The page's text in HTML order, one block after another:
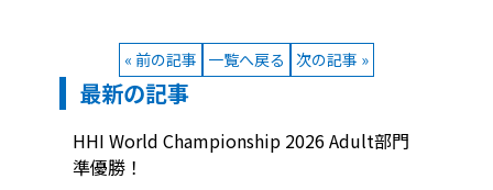
« 前の記事 一覧へ戻る 次の記事 »
最新の記事
HHI World Championship 2026 Adult部門
準優勝！